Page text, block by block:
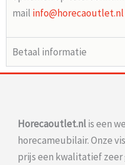
mail info@horecaoutlet.nl
Betaal informatie
Horecaoutlet.nlis een
horecameubilair. Onze
prijs een kwalitatief